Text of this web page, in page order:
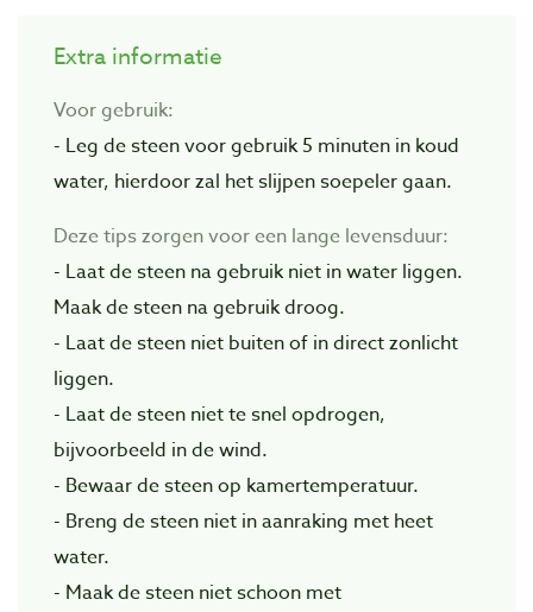
Extra informatie
Voor gebruik:
- Leg de steen voor gebruik 5 minuten in koud
water, hierdoor zal het slijpen soepeler gaan.
Deze tips zorgen voor een lange levensduur:
- Laat de steen na gebruik niet in water liggen.
Maak de steen na gebruik droog.
- Laat de steen niet buiten of in direct zonlicht
liggen.
- Laat de steen niet te snel opdrogen,
bijvoorbeeld in de wind.
- Bewaar de steen op kamertemperatuur.
- Breng de steen niet in aanraking met heet
water.
- Maak de steen niet schoon met